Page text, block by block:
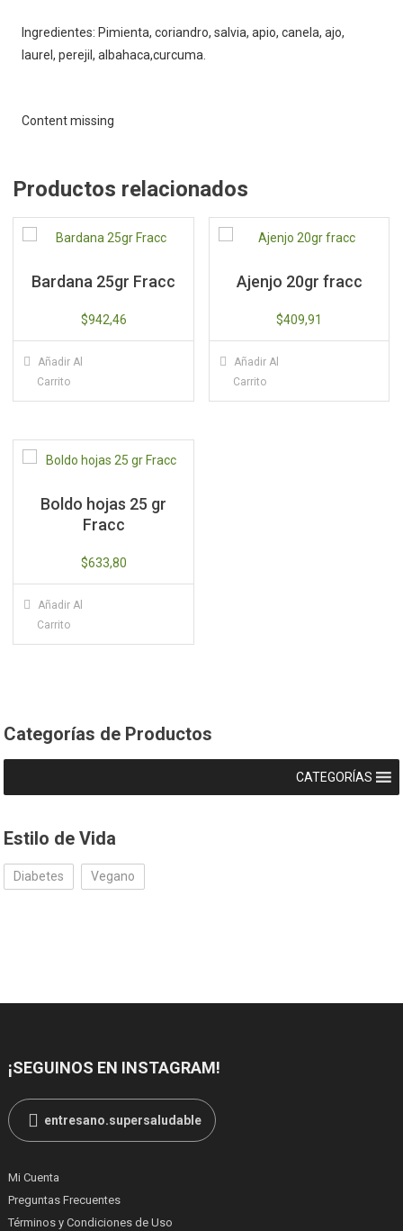
Ingredientes: Pimienta, coriandro, salvia, apio, canela, ajo,
laurel, perejil, albahaca,curcuma.
Content missing
Productos relacionados
Bardana 25gr Fracc
$942,46
Añadir Al
Carrito
Ajenjo 20gr fracc
$409,91
Añadir Al
Carrito
Boldo hojas 25 gr
Fracc
$633,80
Añadir Al
Carrito
Categorías de Productos
CATEGORÍAS
Estilo de Vida
Diabetes Vegano
¡SEGUINOS EN INSTAGRAM!
entresano.supersaludable
Mi Cuenta
Preguntas Frecuentes
Términos y Condiciones de Uso